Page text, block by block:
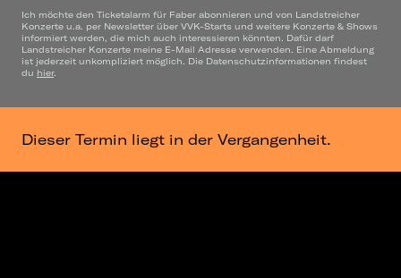
Ich möchte den Ticketalarm für Faber abonnieren und von Landstreicher
Konzerte u.a. per Newsletter über VVK-Starts und weitere Konzerte & Shows
informiert werden, die mich auch interessieren könnten. Dafür darf
Landstreicher Konzerte meine E-Mail Adresse verwenden. Eine Abmeldung
ist jederzeit unkompliziert möglich. Die Datenschutzinformationen findest
du hier.
Dieser Termin liegt in der Vergangenheit.